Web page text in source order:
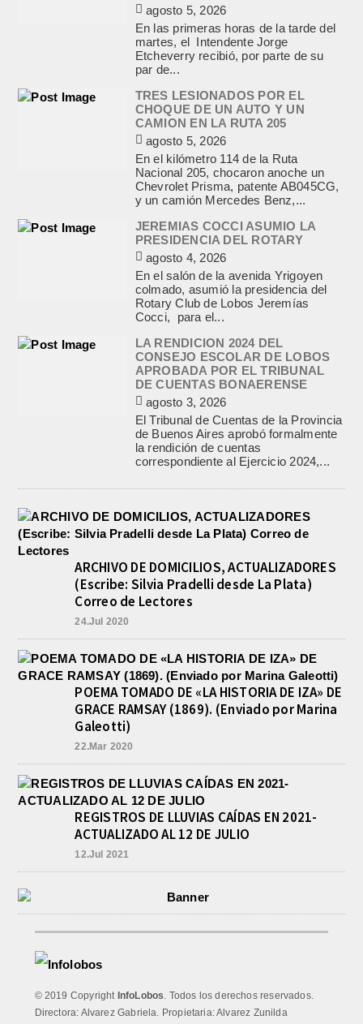
agosto 5, 2026
En las primeras horas de la tarde del
martes, el Intendente Jorge
Etcheverry recibió, por parte de su
par de...
TRES LESIONADOS POR EL
CHOQUE DE UN AUTO Y UN
CAMION EN LA RUTA 205
agosto 5, 2026
En el kilómetro 114 de la Ruta
Nacional 205, chocaron anoche un
Chevrolet Prisma, patente AB045CG,
y un camión Mercedes Benz,...
JEREMIAS COCCI ASUMIO LA
PRESIDENCIA DEL ROTARY
agosto 4, 2026
En el salón de la avenida Yrigoyen
colmado, asumió la presidencia del
Rotary Club de Lobos Jeremías
Cocci, para el...
LA RENDICION 2024 DEL
CONSEJO ESCOLAR DE LOBOS
APROBADA POR EL TRIBUNAL
DE CUENTAS BONAERENSE
agosto 3, 2026
El Tribunal de Cuentas de la Provincia
de Buenos Aires aprobó formalmente
la rendición de cuentas
correspondiente al Ejercicio 2024,...
ARCHIVO DE DOMICILIOS, ACTUALIZADORES
(Escribe: Silvia Pradelli desde La Plata)
Correo de Lectores
24.Jul 2020
POEMA TOMADO DE «LA HISTORIA DE IZA» DE
GRACE RAMSAY (1869). (Enviado por Marina
Galeotti)
22.Mar 2020
REGISTROS DE LLUVIAS CAÍDAS EN 2021-
ACTUALIZADO AL 12 DE JULIO
12.Jul 2021
© 2019 Copyright InfoLobos . Todos los derechos reservados.
Directora: Alvarez Gabriela. Propietaria: Alvarez Zunilda